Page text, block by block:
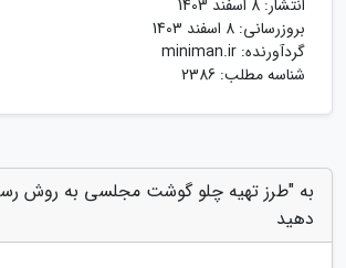
انتشار: 8 اسفند 1403
بروزرسانی: 8 اسفند 1403
گردآورنده: miniman.ir
شناسه مطلب: 2386
به "طرز تهیه چلو گوشت مجلسی به روش
دهید